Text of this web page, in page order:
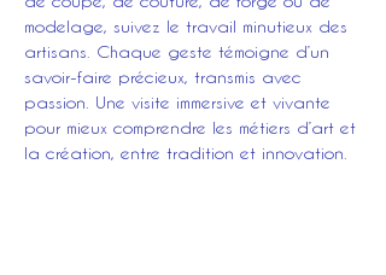
modelage, suivez le travail minutieux des
artisans. Chaque geste témoigne d’un
savoir-faire précieux, transmis avec
passion. Une visite immersive et vivante
pour mieux comprendre les métiers d’art et
la création, entre tradition et innovation.